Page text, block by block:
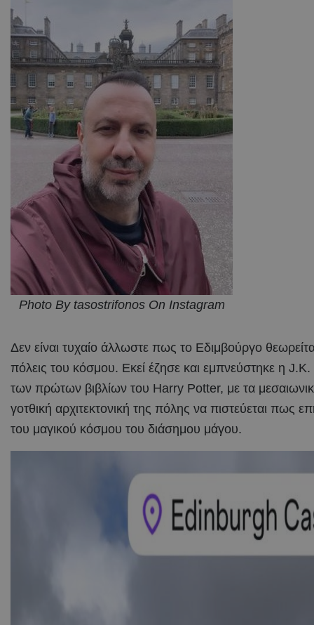
Photo By tasostrifonos On Instagram
Δεν είναι τυχαίο άλλωστε πως το Εδιμβούργο
πόλεις του κόσμου. Εκεί έζησε και εμπνεύστηκε η
των πρώτων βιβλίων του Harry Potter, με τα
γοτθική αρχιτεκτονική της πόλης να πιστεύεται πως
του μαγικού κόσμου του διάσημου μάγου.